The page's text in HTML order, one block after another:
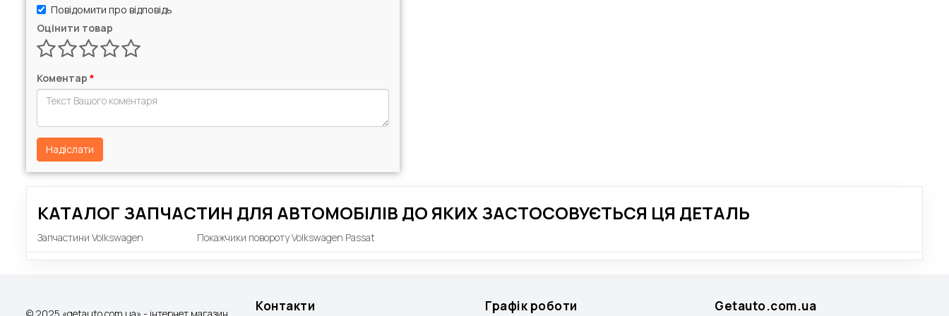
Повідомити про відповідь
Оцінити товар
Коментар *
Надіслати
КАТАЛОГ ЗАПЧАСТИН ДЛЯ АВТОМОБІЛІВ ДО ЯКИХ ЗАСТОСОВУЄТЬСЯ ЦЯ ДЕТАЛЬ
Запчастини Volkswagen Покажчики повороту Volkswagen Passat
Контакти Графік роботи Getauto.com.ua